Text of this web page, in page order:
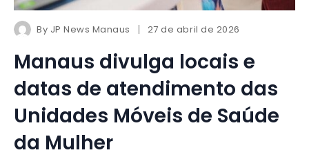
By JP News Manaus 27 de abril de 2026
Manaus divulga locais e
datas de atendimento das
Unidades Móveis de Saúde
da Mulher